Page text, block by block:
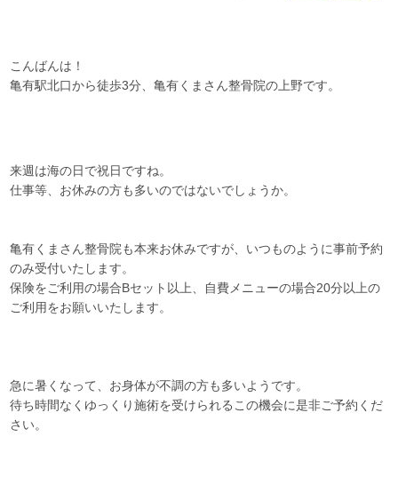
こんばんは！
亀有駅北口から徒歩3分、亀有くまさん整骨院の上野です。
来週は海の日で祝日ですね。
仕事等、お休みの方も多いのではないでしょうか。
亀有くまさん整骨院も本来お休みですが、いつものように事前予約
のみ受付いたします。
保険をご利用の場合Bセット以上、自費メニューの場合20分以上の
ご利用をお願いいたします。
急に暑くなって、お身体が不調の方も多いようです。
待ち時間なくゆっくり施術を受けられるこの機会に是非ご予約くだ
さい。